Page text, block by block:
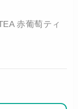
赤葡萄ティ